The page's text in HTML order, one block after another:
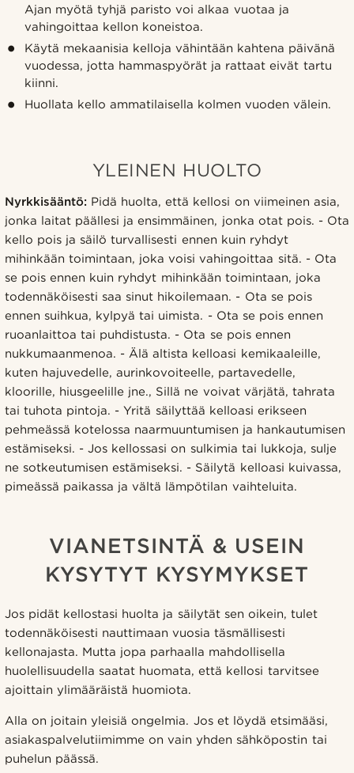
Ajan myötä tyhjä paristo voi alkaa vuotaa ja
vahingoittaa kellon koneistoa.
Käytä mekaanisia kelloja vähintään kahtena päivänä
vuodessa, jotta hammaspyörät ja rattaat eivät tartu
kiinni.
Huollata kello ammatilaisella kolmen vuoden välein.
YLEINEN HUOLTO
Nyrkkisääntö: Pidä huolta, että kellosi on viimeinen asia,
jonka laitat päällesi ja ensimmäinen, jonka otat pois. - Ota
kello pois ja säilö turvallisesti ennen kuin ryhdyt
mihinkään toimintaan, joka voisi vahingoittaa sitä. - Ota
se pois ennen kuin ryhdyt mihinkään toimintaan, joka
todennäköisesti saa sinut hikoilemaan. - Ota se pois
ennen suihkua, kylpyä tai uimista. - Ota se pois ennen
ruoanlaittoa tai puhdistusta. - Ota se pois ennen
nukkumaanmenoa. - Älä altista kelloasi kemikaaleille,
kuten hajuvedelle, aurinkovoiteelle, partavedelle,
kloorille, hiusgeelille jne., Sillä ne voivat värjätä, tahrata
tai tuhota pintoja. - Yritä säilyttää kelloasi erikseen
pehmeässä kotelossa naarmuuntumisen ja hankautumisen
estämiseksi. - Jos kellossasi on sulkimia tai lukkoja, sulje
ne sotkeutumisen estämiseksi. - Säilytä kelloasi kuivassa,
pimeässä paikassa ja vältä lämpötilan vaihteluita.
VIANETSINTÄ & USEIN
KYSYTYT KYSYMYKSET
Jos pidät kellostasi huolta ja säilytät sen oikein, tulet
todennäköisesti nauttimaan vuosia täsmällisesti
kellonajasta. Mutta jopa parhaalla mahdollisella
huolellisuudella saatat huomata, että kellosi tarvitsee
ajoittain ylimääräistä huomiota.
Alla on joitain yleisiä ongelmia. Jos et löydä etsimääsi,
asiakaspalvelutiimimme on vain yhden sähköpostin tai
puhelun päässä.